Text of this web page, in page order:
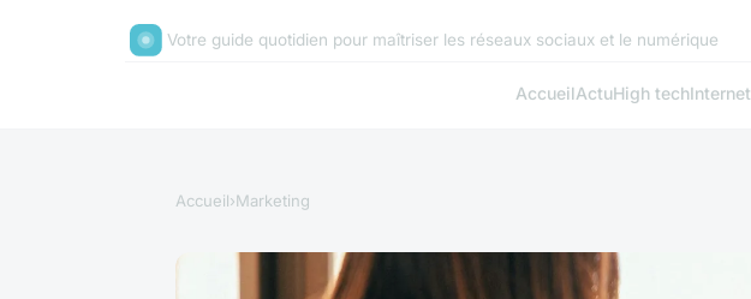
Votre guide quotidien pour maîtriser les réseaux sociaux et le numérique
AccueilActuHigh techInternet
Accueil›Marketing